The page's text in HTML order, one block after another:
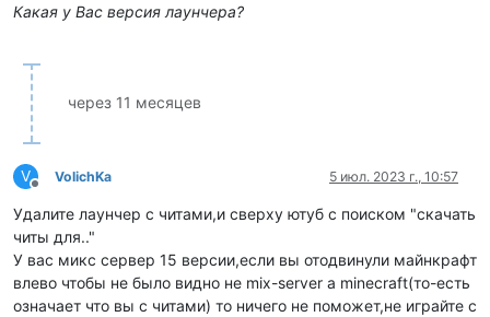
Какая у Вас версия лаунчера?
через 11 месяцев
V
Не в сети
VolichKa 5 июл. 2023 г., 10:57
Удалите лаунчер с читами,и сверху ютуб с поиском "скачать
читы для.."
У вас микс сервер 15 версии,если вы отодвинули майнкрафт
влево чтобы не было видно не mix-server а minecraft(то-есть
означает что вы с читами) то ничего не поможет,не играйте с